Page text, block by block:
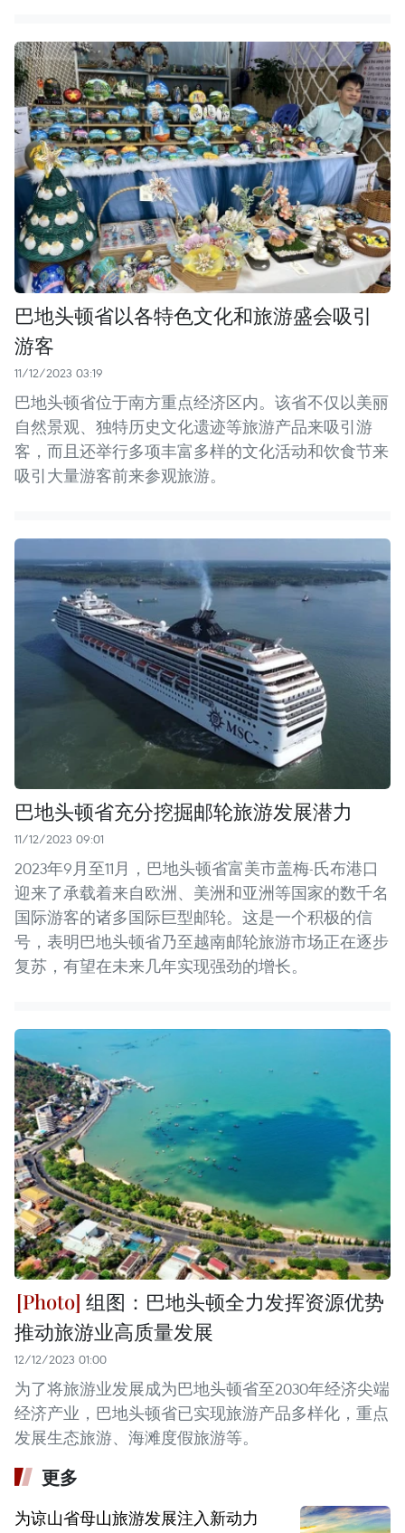
巴地头顿省以各特色文化和旅游盛会吸引
游客
11/12/2023 03:19
巴地头顿省位于南方重点经济区内。该省不仅以美丽
自然景观、独特历史文化遗迹等旅游产品来吸引游
客，而且还举行多项丰富多样的文化活动和饮食节来
吸引大量游客前来参观旅游。
巴地头顿省充分挖掘邮轮旅游发展潜力
11/12/2023 09:01
2023年9月至11月，巴地头顿省富美市盖梅-氏布港口
迎来了承载着来自欧洲、美洲和亚洲等国家的数千名
国际游客的诸多国际巨型邮轮。这是一个积极的信
号，表明巴地头顿省乃至越南邮轮旅游市场正在逐步
复苏，有望在未来几年实现强劲的增长。
组图：巴地头顿全力发挥资源优势
推动旅游业高质量发展
12/12/2023 01:00
为了将旅游业发展成为巴地头顿省至2030年经济尖端
经济产业，巴地头顿省已实现旅游产品多样化，重点
发展生态旅游、海滩度假旅游等。
更多
为谅山省母山旅游发展注入新动力